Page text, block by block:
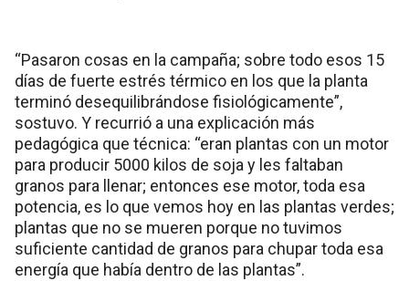
“Pasaron cosas en la campaña; sobre todo esos 15
días de fuerte estrés térmico en los que la planta
terminó desequilibrándose fisiológicamente”,
sostuvo. Y recurrió a una explicación más
pedagógica que técnica: “eran plantas con un motor
para producir 5000 kilos de soja y les faltaban
granos para llenar; entonces ese motor, toda esa
potencia, es lo que vemos hoy en las plantas verdes;
plantas que no se mueren porque no tuvimos
suficiente cantidad de granos para chupar toda esa
energía que había dentro de las plantas”.